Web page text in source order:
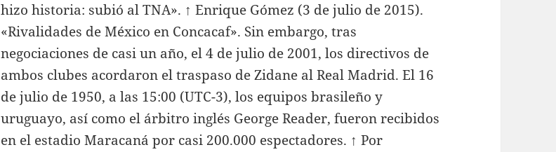
hizo historia: subió al TNA». ↑ Enrique Gómez (3 de julio de 2015).
«Rivalidades de México en Concacaf». Sin embargo, tras
negociaciones de casi un año, el 4 de julio de 2001, los directivos de
ambos clubes acordaron el traspaso de Zidane al Real Madrid. El 16
de julio de 1950, a las 15:00 (UTC-3), los equipos brasileño y
uruguayo, así como el árbitro inglés George Reader, fueron recibidos
en el estadio Maracaná por casi 200.000 espectadores. ↑ Por